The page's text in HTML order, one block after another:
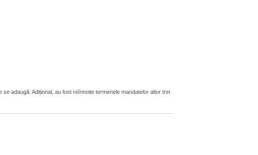
adaugă: Adițional, au fost reînnoite termenele mandatelor altor trei